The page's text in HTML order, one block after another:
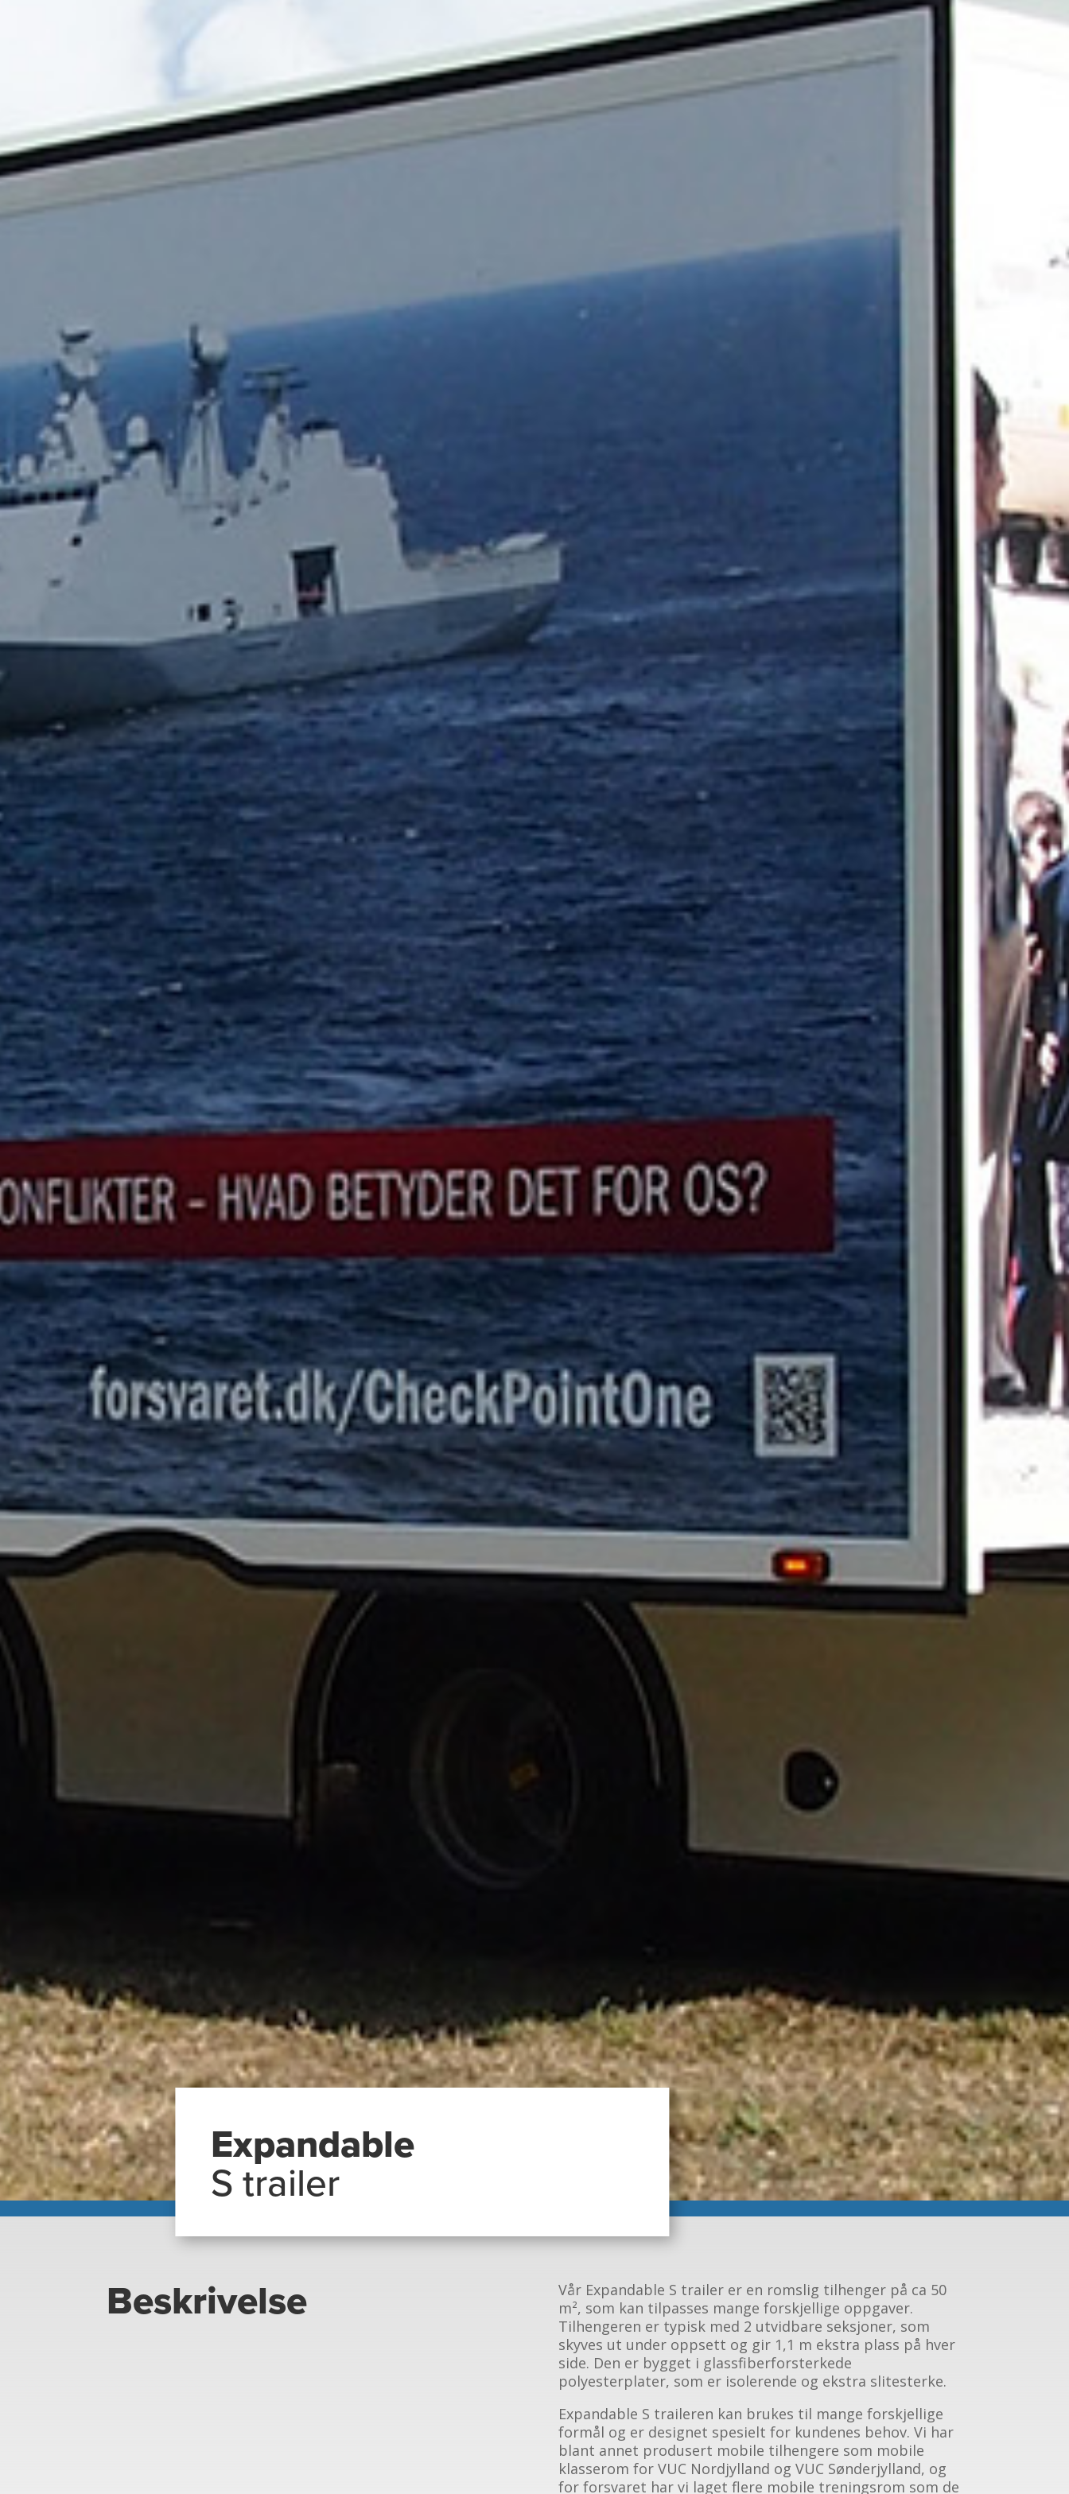
Expandable
S trailer
Beskrivelse
Vår Expandable S trailer er en romslig tilhenger på ca 50
m², som kan tilpasses mange forskjellige oppgaver.
Tilhengeren er typisk med 2 utvidbare seksjoner, som
skyves ut under oppsett og gir 1,1 m ekstra plass på hver
side. Den er bygget i glassfiberforsterkede
polyesterplater, som er isolerende og ekstra slitesterke.
Expandable S traileren kan brukes til mange forskjellige
formål og er designet spesielt for kundenes behov. Vi har
blant annet produsert mobile tilhengere som mobile
klasserom for VUC Nordjylland og VUC Sønderjylland, og
for forsvaret har vi laget flere mobile treningsrom som de